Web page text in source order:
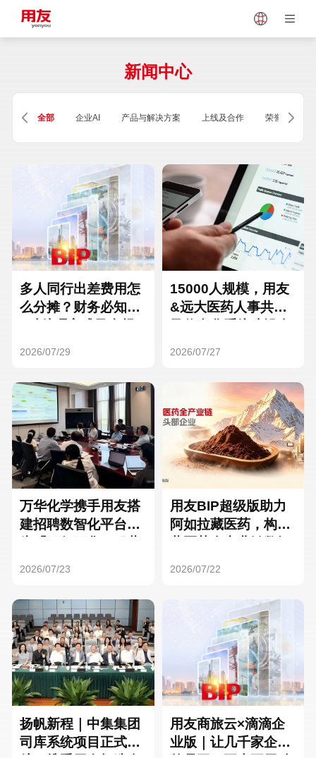
Vietnam
Singapore Malaysia
Thailand
Turkey
Hungary Mexico
Hong Kong Macau
新闻中心
全部 企业AI 产品与解决方案 上线及合作 荣誉及资质
多人同行出差费用怎
么分摊？财务必知的
2026/07/29
15000人规模，用友
&远大医药人事共享
2026/07/27
万华化学携手用友搭
建招聘数智化平台，
2026/07/23
用友BIP超级版助力
阿如拉藏医药，构建
2026/07/22
扬帆新程｜中集集团
司库系统项目正式启
用友商旅云×滴滴企
业版｜让几千家企业